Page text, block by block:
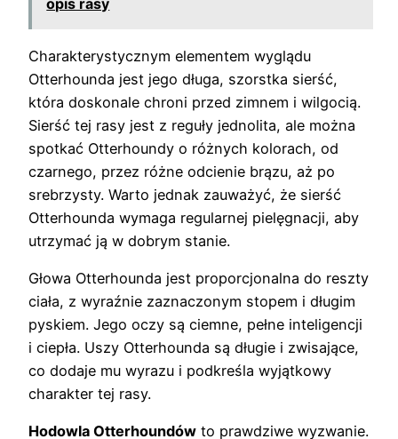
opis rasy
Charakterystycznym elementem wyglądu
Otterhounda jest jego długa, szorstka sierść,
która doskonale chroni przed zimnem i wilgocią.
Sierść tej rasy jest z reguły jednolita, ale można
spotkać Otterhoundy o różnych kolorach, od
czarnego, przez różne odcienie brązu, aż po
srebrzysty. Warto jednak zauważyć, że sierść
Otterhounda wymaga regularnej pielęgnacji, aby
utrzymać ją w dobrym stanie.
Głowa Otterhounda jest proporcjonalna do reszty
ciała, z wyraźnie zaznaczonym stopem i długim
pyskiem. Jego oczy są ciemne, pełne inteligencji
i ciepła. Uszy Otterhounda są długie i zwisające,
co dodaje mu wyrazu i podkreśla wyjątkowy
charakter tej rasy.
Hodowla Otterhoundów to prawdziwe wyzwanie.